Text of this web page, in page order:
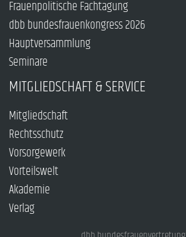
Frauenpolitische Fachtagung
dbb bundesfrauenkongress 2026
Hauptversammlung
Seminare
MITGLIEDSCHAFT & SERVICE
Mitgliedschaft
Rechtsschutz
Vorsorgewerk
Vorteilswelt
Akademie
Verlag